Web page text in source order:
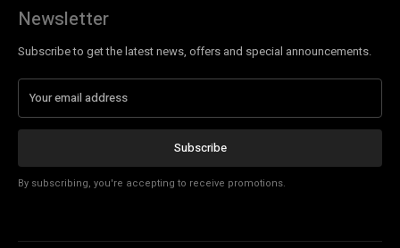
Newsletter
Subscribe to get the latest news, offers and special announcements.
Subscribe
By subscribing, you're accepting to receive promotions.